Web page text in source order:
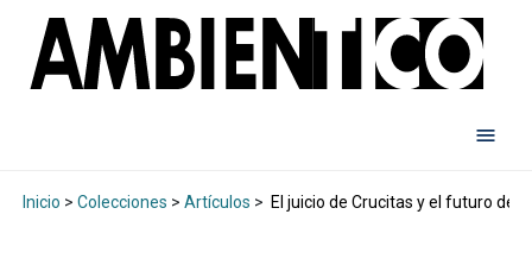
Inicio > Colecciones > Artículos > El juicio de Crucitas y el futuro de